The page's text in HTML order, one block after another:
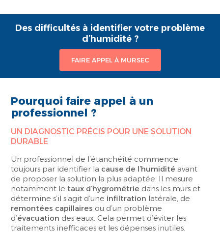
Des difficultés à identifier votre problème
d’humidité ?
FAIRE APPEL À MURSEC
Pourquoi faire appel à un
professionnel ?
UN DIAGNOSTIC PRÉCIS POUR UNE SOLUTION
DURABLE
Un professionnel de l’étanchéité commence
toujours par identifier la cause de l’humidité avant
de proposer la solution la plus adaptée. Il mesure
notamment le taux d’hygrométrie dans les murs et
détermine s’il s’agit d’une infiltration latérale, de
remontées capillaires ou d’un problème
d’évacuation des eaux. Cela permet d’éviter les
traitements inefficaces et les dépenses inutiles.